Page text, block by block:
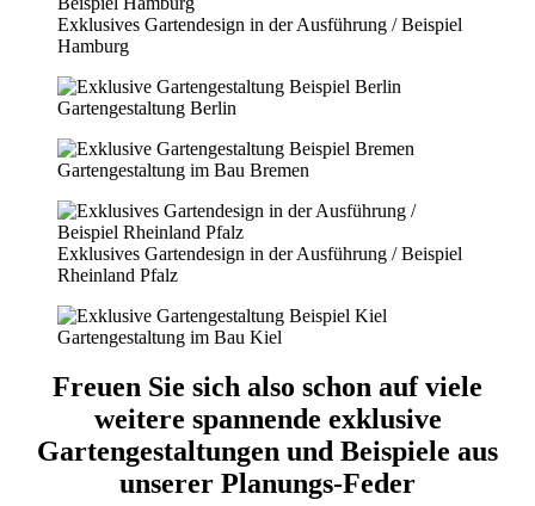
Exklusives Gartendesign in der Ausführung / Beispiel
Hamburg
Gartengestaltung Berlin
Gartengestaltung im Bau Bremen
Exklusives Gartendesign in der Ausführung / Beispiel
Rheinland Pfalz
Gartengestaltung im Bau Kiel
Freuen Sie sich also schon auf viele
weitere spannende exklusive
Gartengestaltungen und Beispiele aus
unserer Planungs-Feder